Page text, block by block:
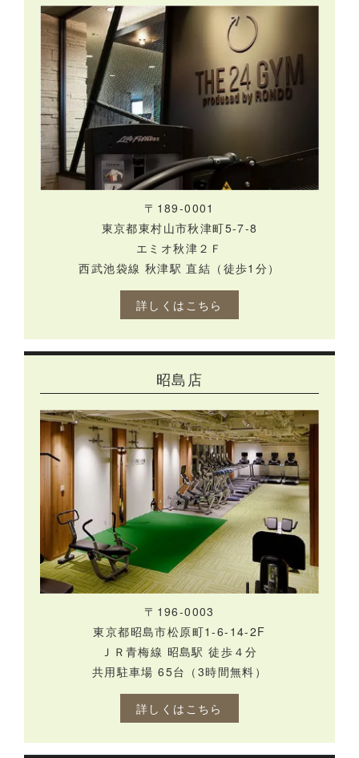
〒189-0001
東京都東村山市秋津町5-7-8
エミオ秋津２Ｆ
西武池袋線 秋津駅 直結（徒歩1分）
詳しくはこちら
昭島店
​〒196-0003
東京都昭島市松原町1-6-14-2F
ＪＲ青梅線 昭島駅 徒歩４分
共用駐車場 65台（3時間無料）
詳しくはこちら